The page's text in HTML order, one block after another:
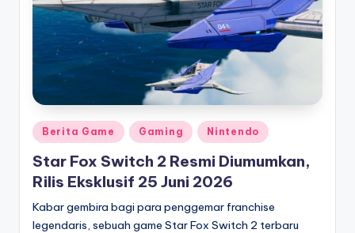
Posted
in
Berita Game Gaming Nintendo
Star Fox Switch 2 Resmi Diumumkan,
Rilis Eksklusif 25 Juni 2026
Kabar gembira bagi para penggemar franchise
legendaris, sebuah game Star Fox Switch 2 terbaru